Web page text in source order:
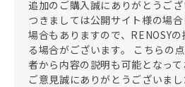
追加のご購入誠にありがとうご
つきましては公開サイト様の場
場合もありますので、RENOSY
る場合がございます。 こちらの
者から内容の説明も可能となっ
ご意見誠にありがとうございまし